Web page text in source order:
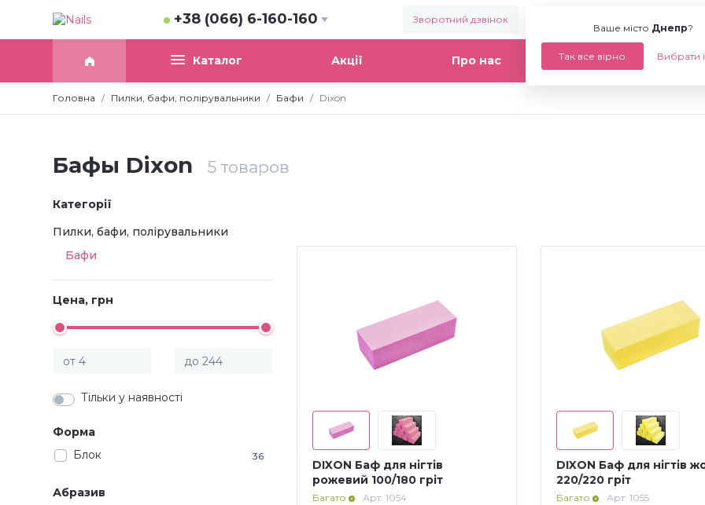
+38 (066) 6-160-160 Зворотний дзвінок
Ваше місто Днепр?
Так все вірно Вибрати
Каталог Акції Про нас Статті
Головна Пилки, бафи, полірувальники Бафи Dixon
Бафы Dixon 5 товаров
Категорії
Пилки, бафи, полірувальники
Бафи
Цена, грн
Тільки у наявності
Форма
Блок
36
Абразив
DIXON Баф для нігтів
рожевий 100/180 гріт
Багато Арт: 1054
DIXON Баф для нігтів
220/220 гріт
Багато Арт: 1055